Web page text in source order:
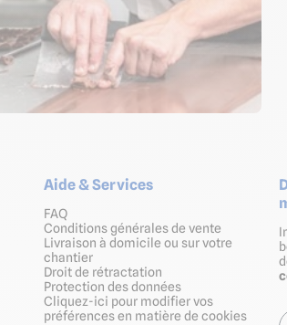
Aide & Services
FAQ
Conditions générales de vente
Livraison à domicile ou sur votre
chantier
Droit de rétractation
Protection des données
Cliquez-ici pour modifier vos
préférences en matière de cookies